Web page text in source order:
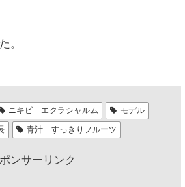
。
ニキビ エクラシャルム
モデル
青汁 すっきりフルーツ
ンサーリンク